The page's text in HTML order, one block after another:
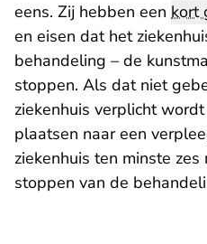
eens. Zij hebben een kort
en eisen dat het
behandeling – de
stoppen. Als dat niet
ziekenhuis verplicht
plaatsen naar een
ziekenhuis ten minste
stoppen van de